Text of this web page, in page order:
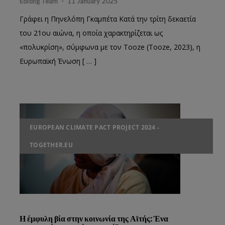
Γράφει η Πηνελόπη Γκαμπέτα Κατά την τρίτη δεκαετία
του 21ου αιώνα, η οποία χαρακτηρίζεται ως
«πολυκρίση», σύμφωνα με τον Tooze (Tooze, 2023), η
Ευρωπαϊκή Ένωση [ … ]
EUROPEAN CLIMATE PACT PROJECT 2024 -
TOGETHER.EU
Η έμφυλη βία στην κοινωνία της Αϊτής: Ένα